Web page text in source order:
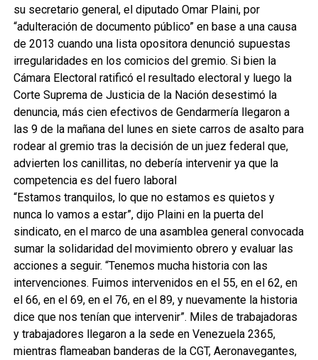
su secretario general, el diputado Omar Plaini, por
“adulteración de documento público” en base a una causa
de 2013 cuando una lista opositora denunció supuestas
irregularidades en los comicios del gremio. Si bien la
Cámara Electoral ratificó el resultado electoral y luego la
Corte Suprema de Justicia de la Nación desestimó la
denuncia, más cien efectivos de Gendarmería llegaron a
las 9 de la mañana del lunes en siete carros de asalto para
rodear al gremio tras la decisión de un juez federal que,
advierten los canillitas, no debería intervenir ya que la
competencia es del fuero laboral
“Estamos tranquilos, lo que no estamos es quietos y
nunca lo vamos a estar”, dijo Plaini en la puerta del
sindicato, en el marco de una asamblea general convocada
sumar la solidaridad del movimiento obrero y evaluar las
acciones a seguir. “Tenemos mucha historia con las
intervenciones. Fuimos intervenidos en el 55, en el 62, en
el 66, en el 69, en el 76, en el 89, y nuevamente la historia
dice que nos tenían que intervenir”. Miles de trabajadoras
y trabajadores llegaron a la sede en Venezuela 2365,
mientras flameaban banderas de la CGT, Aeronavegantes,